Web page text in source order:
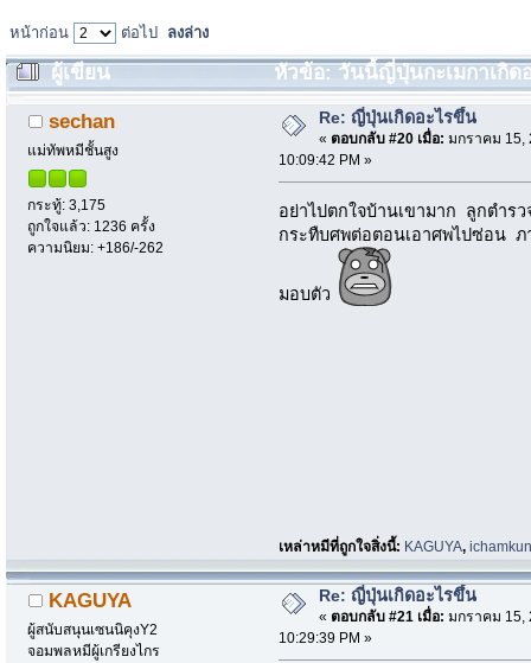
หน้าก่อน ต่อไป ลงล่าง
ผู้เขียน หัวข้อ: วันนี้ญี่ปุ่นกะเมกาเกิด
sechan
แม่ทัพหมีชั้นสูง
กระทู้: 3,175
ถูกใจแล้ว: 1236 ครั้ง
ความนิยม: +186/-262
Re: ญี่ปุ่นเกิดอะไรขึ้น
« ตอบกลับ #20 เมื่อ: มกราคม 15,
10:09:42 PM »
อย่าไปตกใจบ้านเขามาก ลูกตำร
กระทืบศพต่อตอนเอาศพไปซ่อน ภ
มอบตัว
เหล่าหมีที่ถูกใจสิ่งนี้: KAGUYA,
KAGUYA
ผู้สนับสนุนเซนนิคุงY2
จอมพลหมีผู้เกรียงไกร
Re: ญี่ปุ่นเกิดอะไรขึ้น
« ตอบกลับ #21 เมื่อ: มกราคม 15,
10:29:39 PM »